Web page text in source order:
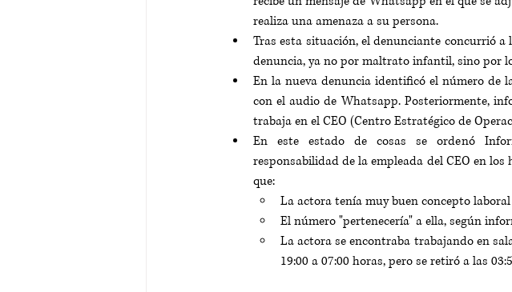
realiza una amenaza a su persona.
Tras esta situación, el denunciante concurrió a
denuncia, ya no por maltrato infantil, sino por
En la nueva denuncia identificó el número de
con el audio de Whatsapp. Posteriormente,
trabaja en el CEO (Centro Estratégico de
En este estado de cosas se ordenó
responsabilidad de la empleada del CEO en
que:
La actora tenía muy buen concepto laboral
El número "pertenecería" a ella, según
La actora se encontraba trabajando en
19:00 a 07:00 horas, pero se retiró a las